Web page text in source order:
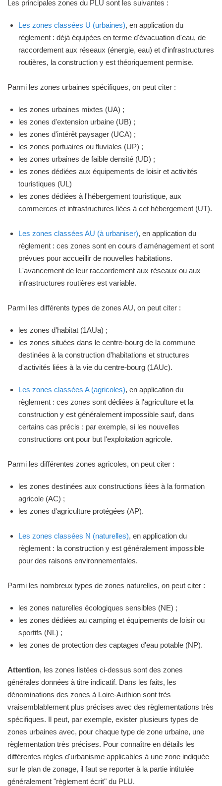
Les principales zones du PLU sont les suivantes :
Les zones classées U (urbaines), en application du
règlement : déjà équipées en terme d'évacuation d'eau, de
raccordement aux réseaux (énergie, eau) et d'infrastructures
routières, la construction y est théoriquement permise.
Parmi les zones urbaines spécifiques, on peut citer :
les zones urbaines mixtes (UA) ;
les zones d'extension urbaine (UB) ;
les zones d'intérêt paysager (UCA) ;
les zones portuaires ou fluviales (UP) ;
les zones urbaines de faible densité (UD) ;
les zones dédiées aux équipements de loisir et activités
touristiques (UL)
les zones dédiées à l'hébergement touristique, aux
commerces et infrastructures liées à cet hébergement (UT).
Les zones classées AU (à urbaniser), en application du
règlement : ces zones sont en cours d'aménagement et sont
prévues pour accueillir de nouvelles habitations.
L'avancement de leur raccordement aux réseaux ou aux
infrastructures routières est variable.
Parmi les différents types de zones AU, on peut citer :
les zones d'habitat (1AUa) ;
les zones situées dans le centre-bourg de la commune
destinées à la construction d'habitations et structures
d'activités liées à la vie du centre-bourg (1AUc).
Les zones classées A (agricoles), en application du
règlement : ces zones sont dédiées à l'agriculture et la
construction y est généralement impossible sauf, dans
certains cas précis : par exemple, si les nouvelles
constructions ont pour but l'exploitation agricole.
Parmi les différentes zones agricoles, on peut citer :
les zones destinées aux constructions liées à la formation
agricole (AC) ;
les zones d'agriculture protégées (AP).
Les zones classées N (naturelles), en application du
règlement : la construction y est généralement impossible
pour des raisons environnementales.
Parmi les nombreux types de zones naturelles, on peut citer :
les zones naturelles écologiques sensibles (NE) ;
les zones dédiées au camping et équipements de loisir ou
sportifs (NL) ;
les zones de protection des captages d'eau potable (NP).
Attention, les zones listées ci-dessus sont des zones
générales données à titre indicatif. Dans les faits, les
dénominations des zones à Loire-Authion sont très
vraisemblablement plus précises avec des règlementations très
spécifiques. Il peut, par exemple, exister plusieurs types de
zones urbaines avec, pour chaque type de zone urbaine, une
règlementation très précises. Pour connaître en détails les
différentes règles d'urbanisme applicables à une zone indiquée
sur le plan de zonage, il faut se reporter à la partie intitulée
généralement "règlement écrit" du PLU.